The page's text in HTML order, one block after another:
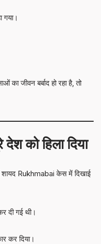
गया।
का जीवन बर्बाद हो रहा है, तो
को हिला दिया
Rukhmabai केस में दिखाई
दी गई थी।
कर दिया।